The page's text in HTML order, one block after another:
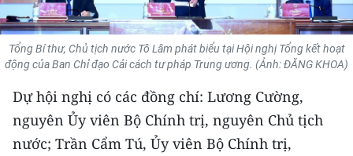
MÔI TRƯỜNG
BẠN ĐỌC
KIỂM CHỨNG THÔNG TIN
TRI THỨC CHUYÊN SÂU
Tổng Bí thư, Chủ tịch nước Tô Lâm phát biểu tại Hội nghị Tổng kết hoạt
động của Ban Chỉ đạo Cải cách tư pháp Trung ương. (Ảnh: ĐĂNG KHOA)
Dự hội nghị có các đồng chí: Lương Cường,
nguyên Ủy viên Bộ Chính trị, nguyên Chủ tịch
nước; Trần Cẩm Tú, Ủy viên Bộ Chính trị,